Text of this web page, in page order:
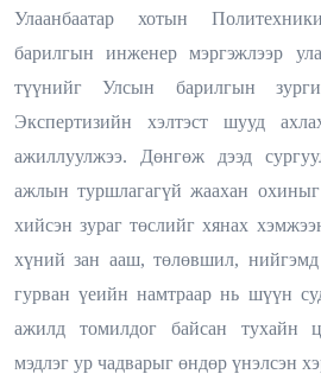
Улаанбаатар хотын
барилгын инженер мэргэжлээр
түүнийг Улсын барилгын
Экспертизийн хэлтэст шууд
ажиллуулжээ. Дөнгөж дээд
ажлын туршлагагүй жаахан
хийсэн зураг төслийг хянах
хүний зан ааш, төлөвшил, нийгэмд
гурван үеийн намтраар нь шүүн
ажилд томилдог байсан тухайн
мэдлэг ур чадварыг өндөр үнэлсэн